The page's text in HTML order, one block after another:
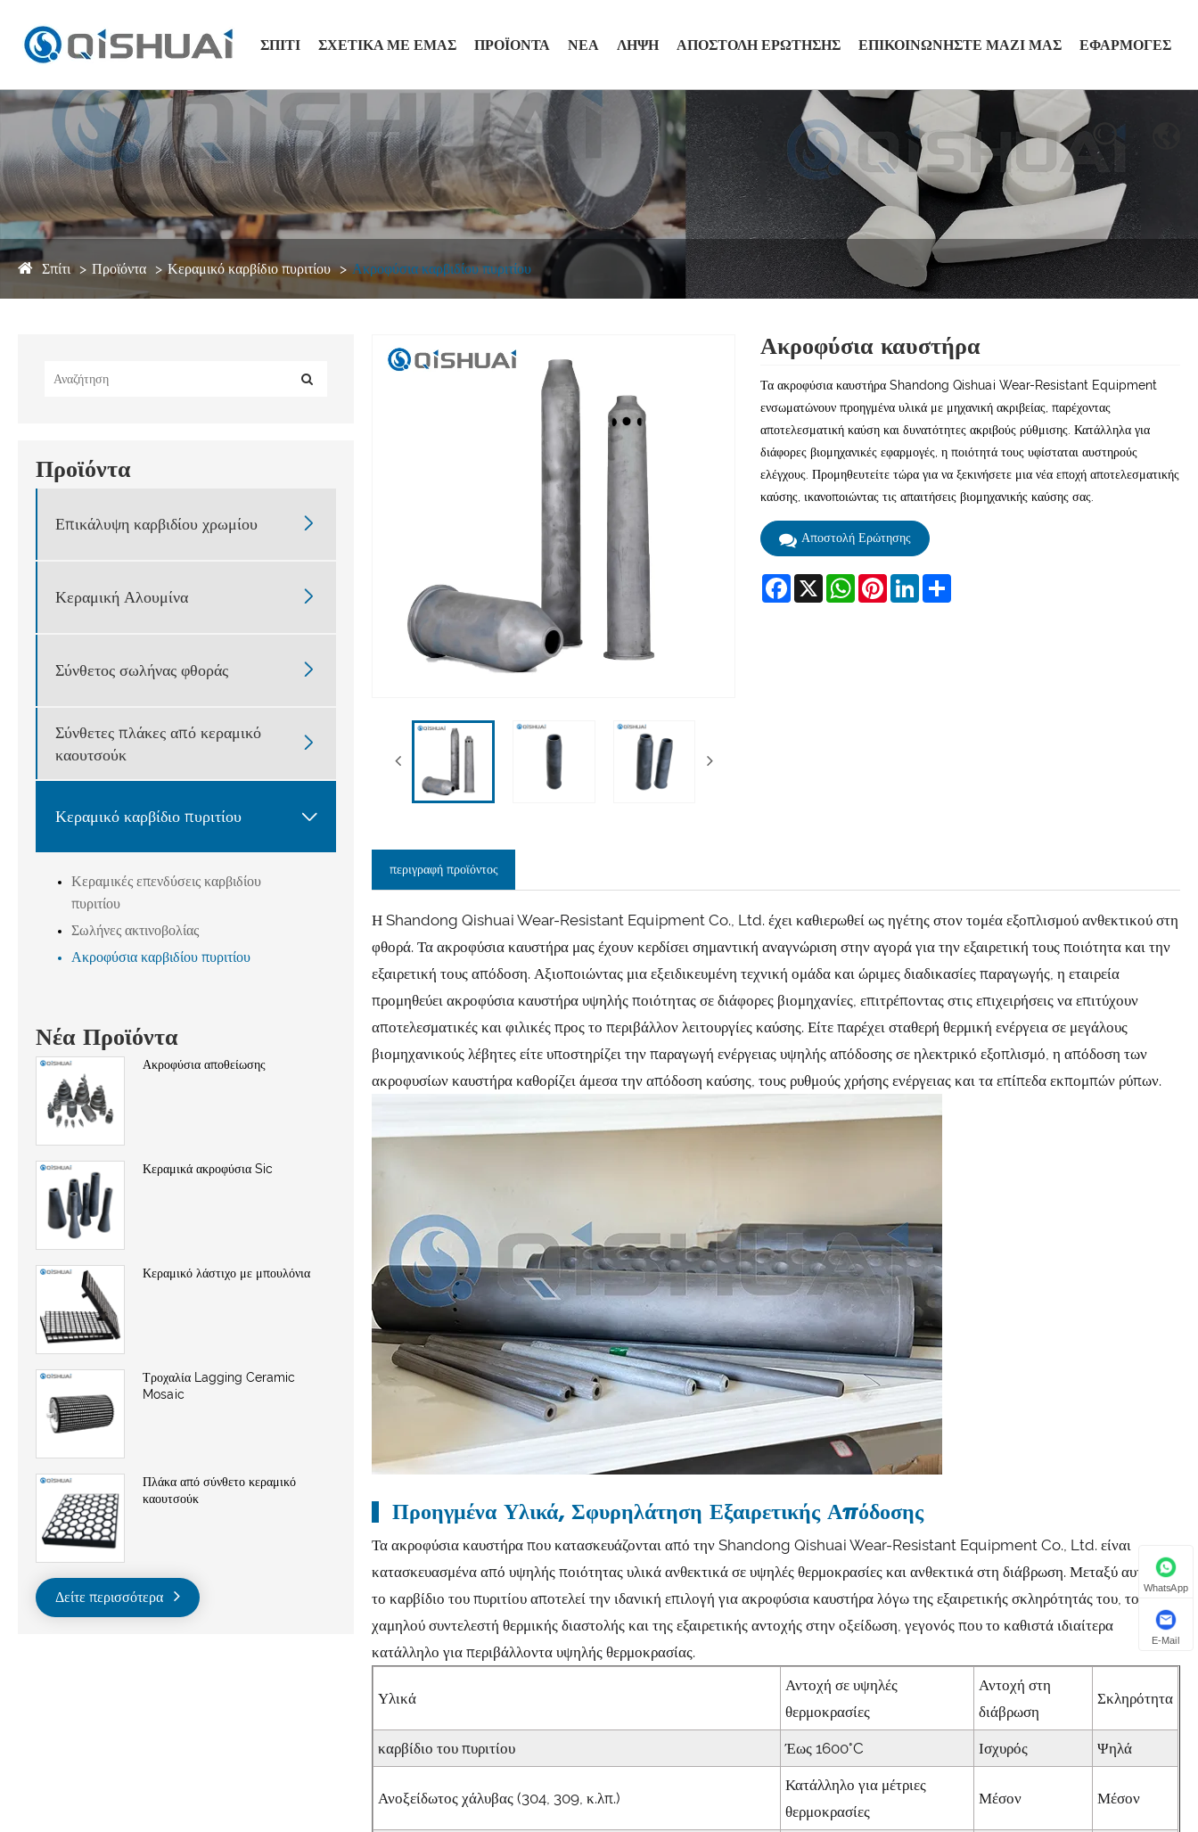
ΣΠΊΤΙ ΣΧΕΤΙΚΆ ΜΕ ΕΜΆΣ ΠΡΟΪΌΝΤΑ ΝΈΑ ΛΉΨΗ ΑΠΟΣΤΟΛΉ ΕΡΏΤΗΣΗΣ ΕΠΙΚΟΙΝΩΝΉΣΤΕ ΜΑΖΊ ΜΑΣ ΕΦΑΡΜΟΓΈΣ
Σπίτι Προϊόντα Κεραμικό καρβίδιο πυριτίου Ακροφύσια καρβιδίου πυριτίου
Προϊόντα
Επικάλυψη καρβιδίου χρωμίου 
Κεραμική Αλουμίνα 
Σύνθετος σωλήνας φθοράς 
Σύνθετες πλάκες από κεραμικό
καουτσούκ

Κεραμικό καρβίδιο πυριτίου 
Κεραμικές επενδύσεις καρβιδίου
πυριτίου
Σωλήνες ακτινοβολίας
Ακροφύσια καρβιδίου πυριτίου
Νέα Προϊόντα
Ακροφύσια αποθείωσης
Κεραμικά ακροφύσια Sic
Κεραμικό λάστιχο με μπουλόνια
Τροχαλία Lagging Ceramic
Mosaic
Πλάκα από σύνθετο κεραμικό
καουτσούκ
Δείτε περισσότερα
Ακροφύσια καυστήρα
Τα ακροφύσια καυστήρα Shandong Qishuai Wear-Resistant Equipment
ενσωματώνουν προηγμένα υλικά με μηχανική ακριβείας, παρέχοντας
αποτελεσματική καύση και δυνατότητες ακριβούς ρύθμισης. Κατάλληλα για
διάφορες βιομηχανικές εφαρμογές, η ποιότητά τους υφίσταται αυστηρούς
ελέγχους. Προμηθευτείτε τώρα για να ξεκινήσετε μια νέα εποχή αποτελεσματικής
καύσης, ικανοποιώντας τις απαιτήσεις βιομηχανικής καύσης σας.
Αποστολή Ερώτησης
Facebook
X WhatsAppPinterestLinkedInShare
περιγραφή προϊόντος
Η Shandong Qishuai Wear-Resistant Equipment Co., Ltd. έχει καθιερωθεί ως ηγέτης στον τομέα εξοπλισμού ανθεκτικού στη
φθορά. Τα ακροφύσια καυστήρα μας έχουν κερδίσει σημαντική αναγνώριση στην αγορά για την εξαιρετική τους ποιότητα και την
εξαιρετική τους απόδοση. Αξιοποιώντας μια εξειδικευμένη τεχνική ομάδα και ώριμες διαδικασίες παραγωγής, η εταιρεία
προμηθεύει ακροφύσια καυστήρα υψηλής ποιότητας σε διάφορες βιομηχανίες, επιτρέποντας στις επιχειρήσεις να επιτύχουν
αποτελεσματικές και φιλικές προς το περιβάλλον λειτουργίες καύσης. Είτε παρέχει σταθερή θερμική ενέργεια σε μεγάλους
βιομηχανικούς λέβητες είτε υποστηρίζει την παραγωγή ενέργειας υψηλής απόδοσης σε ηλεκτρικό εξοπλισμό, η απόδοση των
ακροφυσίων καυστήρα καθορίζει άμεσα την απόδοση καύσης, τους ρυθμούς χρήσης ενέργειας και τα επίπεδα εκπομπών ρύπων.
Προηγμένα Υλικά, Σφυρηλάτηση Εξαιρετικής Απόδοσης
Τα ακροφύσια καυστήρα που κατασκευάζονται από την Shandong Qishuai Wear-Resistant Equipment Co., Ltd. είναι
κατασκευασμένα από υψηλής ποιότητας υλικά ανθεκτικά σε υψηλές θερμοκρασίες και ανθεκτικά στη διάβρωση. Μεταξύ αυτών,
το καρβίδιο του πυριτίου αποτελεί την ιδανική επιλογή για ακροφύσια καυστήρα λόγω της εξαιρετικής σκληρότητάς του, του
χαμηλού συντελεστή θερμικής διαστολής και της εξαιρετικής αντοχής στην οξείδωση, γεγονός που το καθιστά ιδιαίτερα
κατάλληλο για περιβάλλοντα υψηλής θερμοκρασίας.
Υλικά
Αντοχή σε υψηλές
θερμοκρασίες
Αντοχή στη
διάβρωση
Σκληρότητα
καρβίδιο του πυριτίου Έως 1600°C Ισχυρός Ψηλά
Ανοξείδωτος χάλυβας (304, 309, κ.λπ.)
Κατάλληλο για μέτριες
θερμοκρασίες
Μέσον Μέσον
WhatsApp
E-Mail